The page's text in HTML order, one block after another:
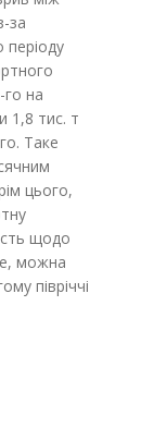
за
періоду
на
1,8 тис. т
Таке
цього,
щодо
можна
півріччі